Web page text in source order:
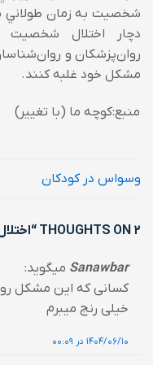
شخصيت به زمان طولاني
دچار اختلال‌ شخصيت
روان‌پزشکان و
مشكل خود غلبه كنند.
منبع:کوچه ما (با تغییر)
وسواس در کودکان
2 THOUGHTS ON “
Sanawbar میگوید:
کسانی که این مشکل
خیلی رنج میبرم
۱۴۰۴/۰۶/۱۰ در ۰۰:۰۹